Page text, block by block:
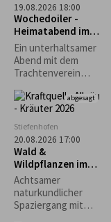
19.08.2026 18:00
Wochedoiler -
Heimatabend im
Kurgarten
Ein unterhaltsamer
Abend mit dem
Trachtenverein
Mitwirkung der
Kinder- und
Jugendgruppe,
Aktivengruppe,
Goißler,
Stubenmusik und
Schellengruppe.
abgesagt
Stiefenhofen
20.08.2026 17:00
Wald &
Wildpflanzen im
Jahreslauf
Achtsamer
naturkundlicher
Spaziergang mit